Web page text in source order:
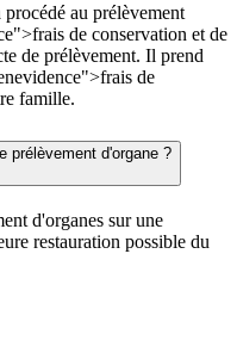
au prélèvement
de conservation et de
de prélèvement. Il prend
de
famille.
prélèvement d'organe ?
d'organes sur une
restauration possible du